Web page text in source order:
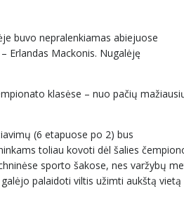
buvo nepralenkiamas abiejuose
Erlandas Mackonis. Nugalėję
klasėse – nuo pačių
(6 etapuose po 2) bus
toliau kovoti dėl šalies
sporto šakose, nes varžybų
palaidoti viltis užimti aukštą vietą